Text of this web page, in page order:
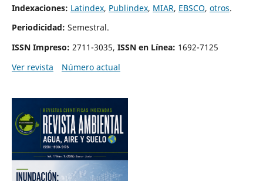
Indexaciones: Latindex, Publindex, MIAR, EBSCO, otros.
Periodicidad: Semestral.
ISSN Impreso: 2711-3035, ISSN en Línea: 1692-7125
Ver revista
Número actual